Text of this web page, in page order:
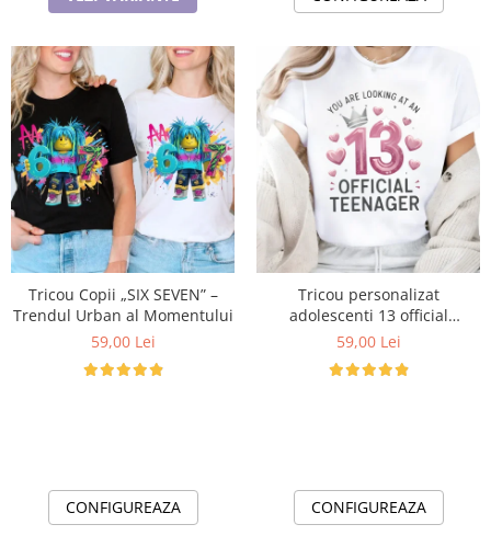
Tricou Copii „SIX SEVEN” –
Trendul Urban al Momentului
59,00 Lei
CONFIGUREAZA
Tricou personalizat
adolescenti 13 official
Teenager Cadou Inspirat59,00 Lei
CONFIGUREAZA